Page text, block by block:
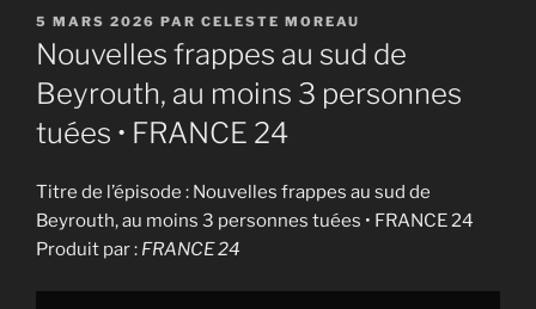
PUBLIÉ
LE
5 MARS 2026 PAR CELESTE MOREAU
Nouvelles frappes au sud de
Beyrouth, au moins 3 personnes
tuées • FRANCE 24
Titre de l’épisode : Nouvelles frappes au sud de
Beyrouth, au moins 3 personnes tuées • FRANCE 24
Produit par : FRANCE 24
Display